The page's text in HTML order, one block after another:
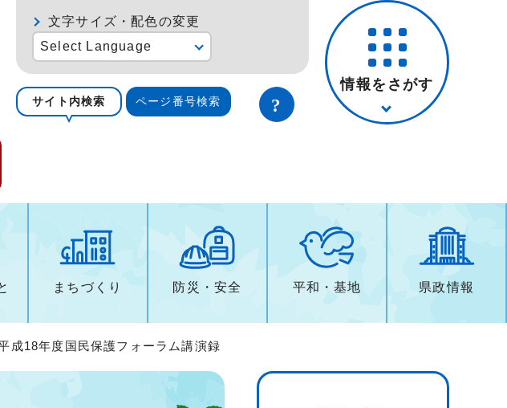
文字サイズ・配色の変更
Select Language
サイト内検索 ページ番号検索
情報をさがす
まちづくり 防災・安全 平和・基地 県政情報
成18年度国民保護フォーラム講演録